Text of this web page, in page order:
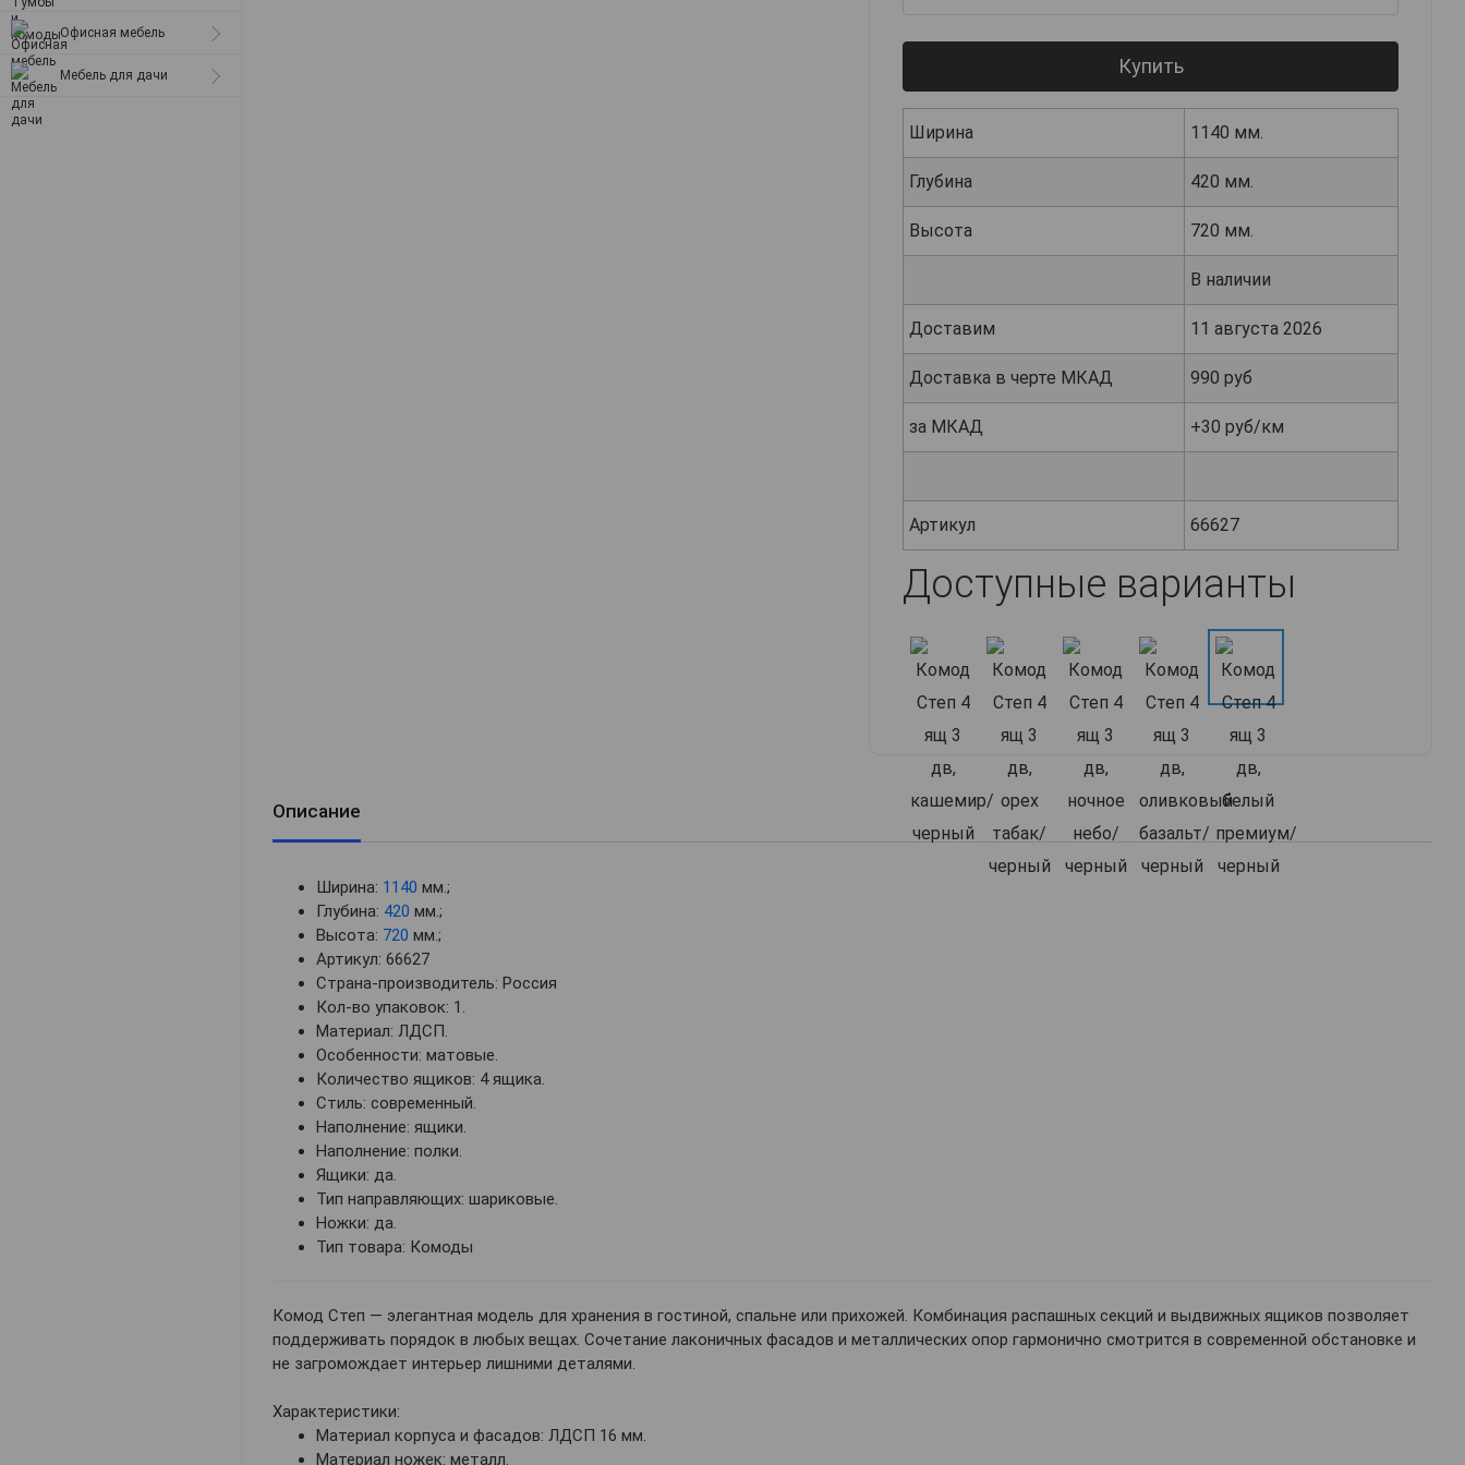
Офисная мебель
Мебель для дачи Купить
Ширина 1140 мм.
Глубина 420 мм.
Высота 720 мм.
В наличии
Доставим 11 августа 2026
Доставка в черте МКАД 990 руб
за МКАД +30 руб/км
Артикул 66627
Доступные варианты
Описание
Ширина: 1140 мм.;
Глубина: 420 мм.;
Высота: 720 мм.;
Артикул: 66627
Страна-производитель: Россия
Кол-во упаковок: 1.
Материал: ЛДСП.
Особенности: матовые.
Количество ящиков: 4 ящика.
Стиль: современный.
Наполнение: ящики.
Наполнение: полки.
Ящики: да.
Тип направляющих: шариковые.
Ножки: да.
Тип товара: Комоды
Комод Степ — элегантная модель для хранения в гостиной, спальне или прихожей. Комбинация распашных секций и выдвижных ящиков позволяет
поддерживать порядок в любых вещах. Сочетание лаконичных фасадов и металлических опор гармонично смотрится в современной обстановке и
не загромождает интерьер лишними деталями.
Характеристики:
Материал корпуса и фасадов: ЛДСП 16 мм.
Материал ножек: металл.